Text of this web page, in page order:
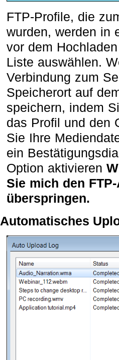
FTP-Profile, die
wurden, werden in
vor dem
Liste auswählen.
Verbindung zum
Speicherort auf
speichern, indem
das Profil und den
Sie Ihre
ein
Option aktivieren
Sie mich den
überspringen.
Automatisches